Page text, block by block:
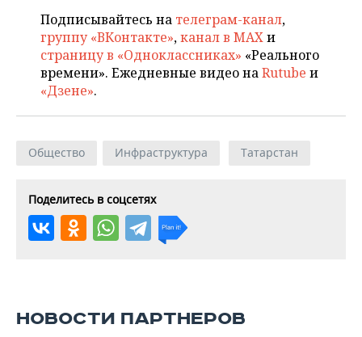
Подписывайтесь на телеграм-канал,
группу «ВКонтакте»,канал в MAXи
страницу в «Одноклассниках» «Реального
времени». Ежедневные видео наRutube и
«Дзене».
Общество Инфраструктура Татарстан
Поделитесь в соцсетях
НОВОСТИ ПАРТНЕРОВ